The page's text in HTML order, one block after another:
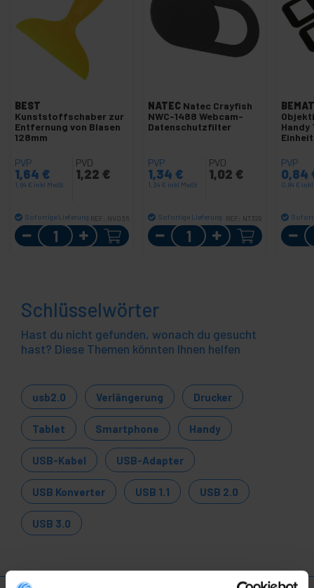
BEST
Kunststoffschaber zur
Entfernung von Blasen
128mm
PVP
1,64 €
1,64 € inkl MwSt
PVD
1,22 €
Sofortige Lieferung REF: NV036
Menge
NATEC Natec Crayfish
NWC-1488 Webcam-
Datenschutzfilter
PVP
1,34 €
1,34 € inkl MwSt
PVD
1,02 €
Sofortige Lieferung REF: NT329
Menge
Handy
PVP
0,84
0,84 € inkl
Schlüsselwörter
Hast du nicht gefunden, wonach du gesucht
hast? Diese Themen könnten Ihnen helfen
usb2.0 Verlängerung Drucker
Tablet Smartphone Handy
USB-Kabel USB-Adapter
USB Konverter USB 1.1 USB 2.0
USB 3.0